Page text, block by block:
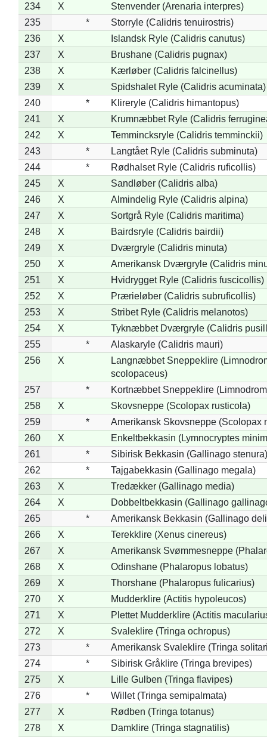
234 X
Stenvender (Arenaria interpres)
235
*
Storryle (Calidris tenuirostris)
236
X
Islandsk Ryle (Calidris canutus)
237
X
Brushane (Calidris pugnax)
238
X
Kærløber (Calidris falcinellus)
239
X
Spidshalet Ryle (Calidris acuminata)
240
*
Klireryle (Calidris himantopus)
241
X
Krumnæbbet Ryle (Calidris
242
X
Temmincksryle (Calidris temminckii)
243
*
Langtået Ryle (Calidris subminuta)
244
*
Rødhalset Ryle (Calidris ruficollis)
245
X
Sandløber (Calidris alba)
246
X
Almindelig Ryle (Calidris alpina)
247
X
Sortgrå Ryle (Calidris maritima)
248
X
Bairdsryle (Calidris bairdii)
249
X
Dværgryle (Calidris minuta)
250
X
Amerikansk Dværgryle (Calidris
251
X
Hvidrygget Ryle (Calidris fuscicollis)
252
X
Prærieløber (Calidris subruficollis)
253
X
Stribet Ryle (Calidris melanotos)
254
X
Tyknæbbet Dværgryle (Calidris
255
*
Alaskaryle (Calidris mauri)
256
X
Langnæbbet Sneppeklire
scolopaceus)
257
*
Kortnæbbet Sneppeklire
258
X
Skovsneppe (Scolopax rusticola)
259
*
Amerikansk Skovsneppe (Scolopax
260
X
Enkeltbekkasin (Lymnocryptes
261
*
Sibirisk Bekkasin (Gallinago stenura)
262
*
Tajgabekkasin (Gallinago megala)
263
X
Tredækker (Gallinago media)
264
X
Dobbeltbekkasin (Gallinago
265
*
Amerikansk Bekkasin (Gallinago
266
X
Terekklire (Xenus cinereus)
267
X
Amerikansk Svømmesneppe
268
X
Odinshane (Phalaropus lobatus)
269
X
Thorshane (Phalaropus fulicarius)
270
X
Mudderklire (Actitis hypoleucos)
271
X
Plettet Mudderklire (Actitis
272
X
Svaleklire (Tringa ochropus)
273
*
Amerikansk Svaleklire (Tringa
274
*
Sibirisk Gråklire (Tringa brevipes)
275
X
Lille Gulben (Tringa flavipes)
276
*
Willet (Tringa semipalmata)
277
X
Rødben (Tringa totanus)
278
X
Damklire (Tringa stagnatilis)